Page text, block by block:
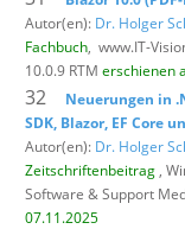
Autor(en): Dr. Holger
Fachbuch, www.IT-
10.0.9 RTM erschienen
32
Neuerungen in
SDK, Blazor, EF Core
Autor(en): Dr. Holger
Zeitschriftenbeitrag ,
Software & Support
07.11.2025